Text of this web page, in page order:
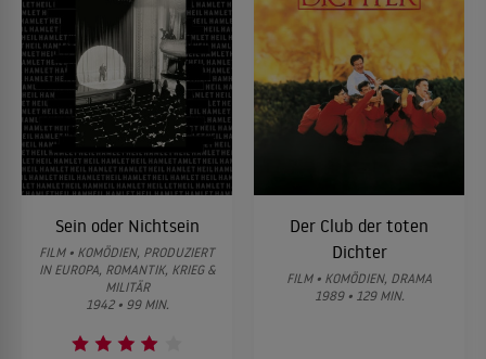
Sein oder Nichtsein
FILM • KOMÖDIEN, PRODUZIERT
IN EUROPA, ROMANTIK, KRIEG &
MILITÄR
1942 • 99 MIN.
Der Club der toten
Dichter
FILM • KOMÖDIEN, DRAMA
1989 • 129 MIN.